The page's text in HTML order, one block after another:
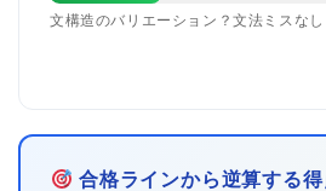
文構造のバリエーション？文法ミスなし
合格ラインから逆算する